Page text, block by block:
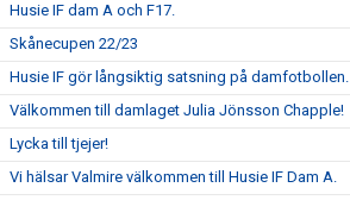
Husie IF dam A och F17.
Skånecupen 22/23
Husie IF gör långsiktig satsning på damfotbollen.
Välkommen till damlaget Julia Jönsson Chapple!
Lycka till tjejer!
Vi hälsar Valmire välkommen till Husie IF Dam A.